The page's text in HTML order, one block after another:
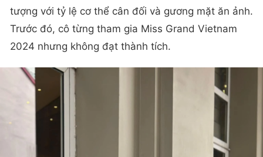
tượng với tỷ lệ cơ thể cân đối và gương mặt ăn ảnh.
Trước đó, cô từng tham gia Miss Grand Vietnam
2024 nhưng không đạt thành tích.